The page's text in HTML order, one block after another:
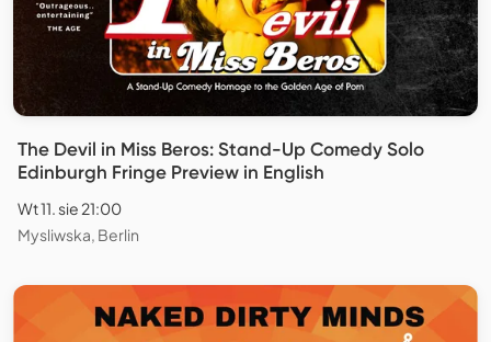
The Devil in Miss Beros: Stand-Up Comedy Solo
Edinburgh Fringe Preview in English
Wt 11. sie 21:00
Mysliwska, Berlin